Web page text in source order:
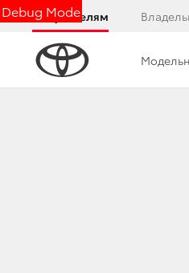
Debug Mode
Покупателям